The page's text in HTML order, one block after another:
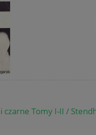
czarne Tomy I-II /